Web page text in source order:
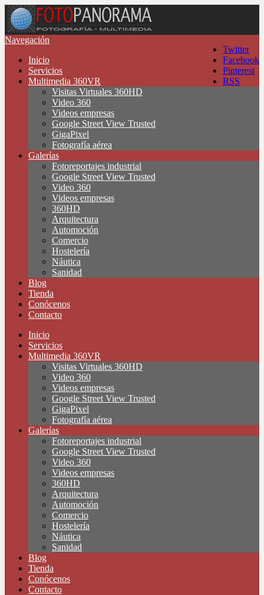
Twitter
Facebook
Pinterest
RSS
Navegación
Inicio
Servicios
Multimedia 360VR
Visitas Virtuales 360HD
Video 360
Videos empresas
Google Street View Trusted
GigaPixel
Fotografía aérea
Galerías
Fotoreportajes industrial
Google Street View Trusted
Video 360
Videos empresas
360HD
Arquitectura
Automoción
Comercio
Hostelería
Náutica
Sanidad
Blog
Tienda
Conócenos
Contacto
Inicio
Servicios
Multimedia 360VR
Visitas Virtuales 360HD
Video 360
Videos empresas
Google Street View Trusted
GigaPixel
Fotografía aérea
Galerías
Fotoreportajes industrial
Google Street View Trusted
Video 360
Videos empresas
360HD
Arquitectura
Automoción
Comercio
Hostelería
Náutica
Sanidad
Blog
Tienda
Conócenos
Contacto